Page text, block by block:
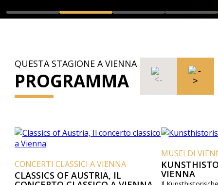
QUESTA STAGIONE A VIENNA
PROGRAMMA
CONCERTI CLASSICI A VIENNA
CLASSICS OF AUSTRIA, IL
MUSEI DI
VIENNA